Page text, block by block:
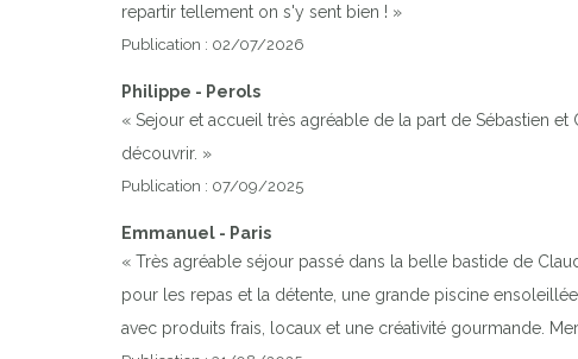
repartir tellement on s'y sent bien ! »
Publication : 02/07/2026
Philippe - Perols
« Sejour et accueil très agréable de la part de Sébastien
découvrir. »
Publication : 07/09/2025
Emmanuel - Paris
« Très agréable séjour passé dans la belle bastide de
pour les repas et la détente, une grande piscine
avec produits frais, locaux et une créativité gourmande.